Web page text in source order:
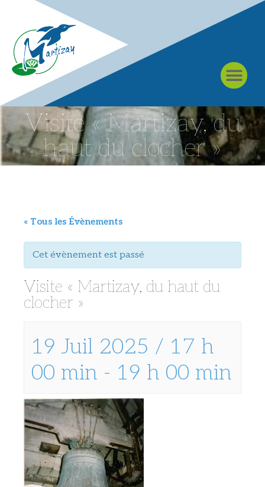
Visite « Martizay, du
haut du clocher »
« Tous les Évènements
Cet évènement est passé
Visite « Martizay, du haut du
clocher »
19 Juil 2025 / 17 h
00 min - 19 h 00 min